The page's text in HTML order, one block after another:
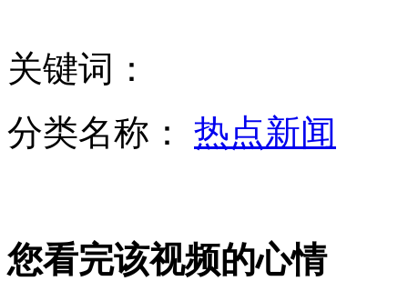
吉林启动最严高考 穿金属搭扣内衣将被拒入场
关键词：
分类名称： 热点新闻
您看完该视频的心情